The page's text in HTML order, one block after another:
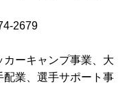
2679
ーキャンプ事業、大
業、選手サポート事